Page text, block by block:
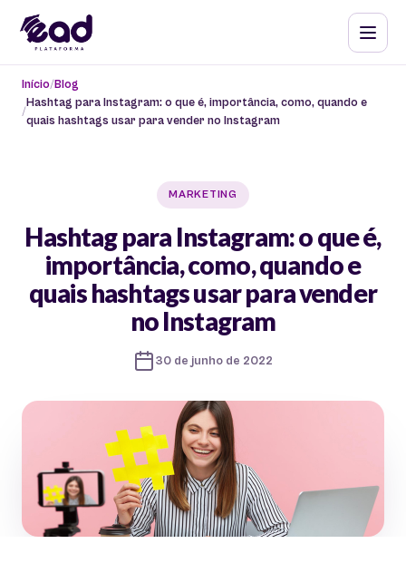
Início Blog
Hashtag para Instagram: o que é, importância, como, quando e
quais hashtags usar para vender no Instagram
MARKETING
Hashtag para Instagram: o que é,
importância, como, quando e
quais hashtags usar para vender
no Instagram
30 de junho de 2022